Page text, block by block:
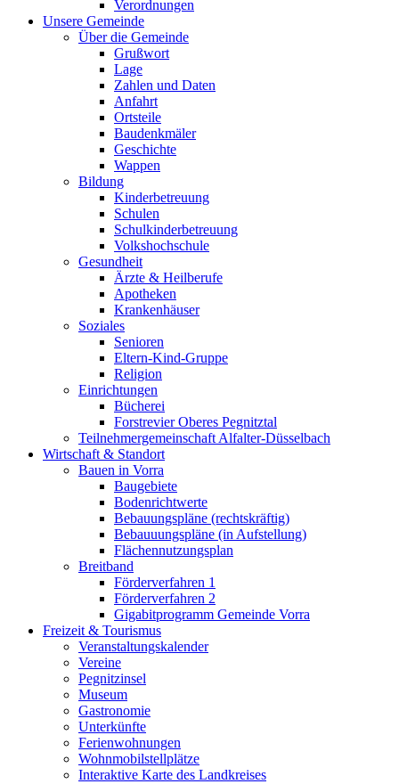
Verordnungen
Unsere Gemeinde
Über die Gemeinde
Grußwort
Lage
Zahlen und Daten
Anfahrt
Ortsteile
Baudenkmäler
Geschichte
Wappen
Bildung
Kinderbetreuung
Schulen
Schulkinderbetreuung
Volkshochschule
Gesundheit
Ärzte & Heilberufe
Apotheken
Krankenhäuser
Soziales
Senioren
Eltern-Kind-Gruppe
Religion
Einrichtungen
Bücherei
Forstrevier Oberes Pegnitztal
Teilnehmergemeinschaft Alfalter-Düsselbach
Wirtschaft & Standort
Bauen in Vorra
Baugebiete
Bodenrichtwerte
Bebauungspläne (rechtskräftig)
Bebauuungspläne (in Aufstellung)
Flächennutzungsplan
Breitband
Förderverfahren 1
Förderverfahren 2
Gigabitprogramm Gemeinde Vorra
Freizeit & Tourismus
Veranstaltungskalender
Vereine
Pegnitzinsel
Museum
Gastronomie
Unterkünfte
Ferienwohnungen
Wohnmobilstellplätze
Interaktive Karte des Landkreises